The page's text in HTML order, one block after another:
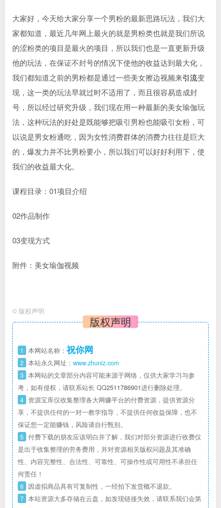
大家好，今天给大家分享一个男粉的最新思路玩法，我们大
家都知道，最近几年网上最火的就是男粉类也就是我们所说
的涩粉类的项目是最火的项目，所以我们也是一直更新升级
他的玩法，在保证不封号的情况下使他的收益达到最大化，
我们都知道之前的男粉都是通过一些美女擦边视频来引流变
现，这一类的玩法早就过时不适用了，而且很容易造成封
号，所以经过研究升级，我们现在用一种最新的美女瑜伽玩
法，这种玩法的好处是既能够把吸引男粉也能吸引女粉，可
以说是男女粉通吃，因为女性消费群体的消费力往往是巨大
的，爆发力并不比男粉要小，所以我们可以好好利用下，使
我们的收益最大化。
课程目录：01项目介绍
02作品制作
03变现方式
附件：美女瑜伽视频
© 版权声明
版权声明
1 本网站名称： 祝你网
2 本站永久网址： www.zhuniz.com
3 本网站的文章部分内容可能来源于网络，仅供大家学习与参
考，如有侵权，请联系站长 QQ2511786901进行删除处理。
4 资源宝库仅收集整理各大网赚平台的付费资源，提供资源分
享，不提供任何的一对一教学指导，不提供任何收益保障，也不
保证您一定能赚钱，风险请自行甄别。
5 付费下载的朋友应该明白并了解，我们对部分资源进行收费仅
是出于收集整理的劳务费用，并对资源相关版权问题及其准确
性、内容完整性、合法性、可靠性、可操作性或可用性不承担任
何责任！
6 因虚拟商品具有可复制性，一经拍下发货概不退款。
7 本站资源大多存储在云盘，如发现链接失效，请联系我们会第